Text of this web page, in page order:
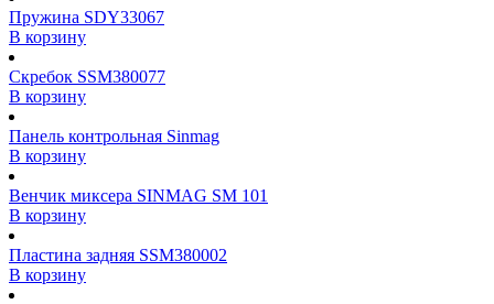
Пружина SDY33067
В корзину
Скребок SSM380077
В корзину
Панель контрольная Sinmag
В корзину
Венчик миксера SINMAG SM 101
В корзину
Пластина задняя SSM380002
В корзину